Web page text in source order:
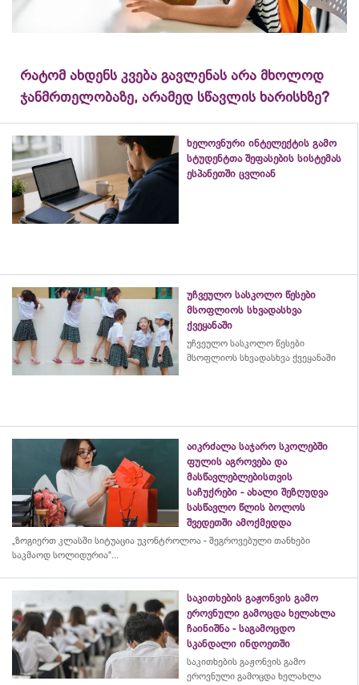
რატომ ახდენს კვება გავლენას არა მხოლოდ
ჯანმრთელობაზე, არამედ სწავლის ხარისხზე?
ხელოვნური ინტელექტის გამო
სტუდენტთა შეფასების სისტემას
ესპანეთში ცვლიან
უჩვეულო სასკოლო წესები
მსოფლიოს სხვადასხვა
ქვეყანაში
უჩვეულო სასკოლო წესები
მსოფლიოს სხვადასხვა ქვეყანაში
აიკრძალა საჯარო სკოლებში
ფულის აგროვება და
მასწავლებლებისთვის
საჩუქრები - ახალი შეზღუდვა
სასწავლო წლის ბოლოს
შვედეთში ამოქმედდა
„ზოგიერთ კლასში სიტუაცია უკონტროლოა - შეგროვებული თანხები
საკმაოდ სოლიდურია“...
საკითხების გაჟონვის გამო
ეროვნული გამოცდა ხელახლა
ჩაინიშნა - საგამოცდო
სკანდალი ინდოეთში
საკითხების გაჟონვის გამო
ეროვნული გამოცდა ხელახლა